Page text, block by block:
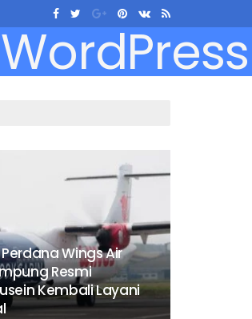
Wings Air
Resmi
Kembali Layani